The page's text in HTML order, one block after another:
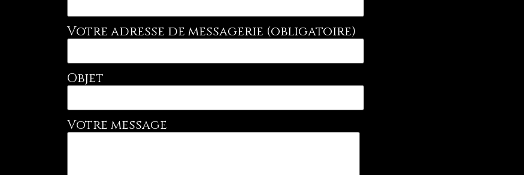
Votre adresse de messagerie (obligatoire)
Objet
Votre message